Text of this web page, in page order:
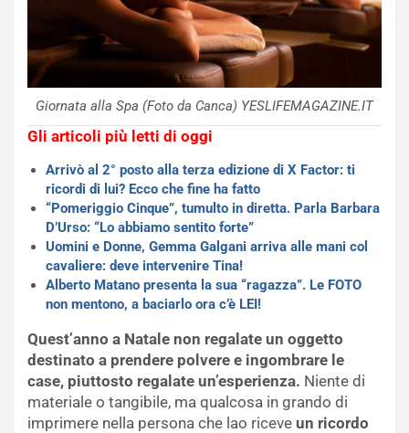
Giornata alla Spa (Foto da Canca) YESLIFEMAGAZINE.IT
Gli articoli più letti di oggi
Arrivò al 2° posto alla terza edizione di X Factor: ti
ricordi di lui? Ecco che fine ha fatto
“Pomeriggio Cinque”, tumulto in diretta. Parla Barbara
D’Urso: “Lo abbiamo sentito forte”
Uomini e Donne, Gemma Galgani arriva alle mani col
cavaliere: deve intervenire Tina!
Alberto Matano presenta la sua “ragazza”. Le FOTO
non mentono, a baciarlo ora c’è LEI!
Quest’anno a Natale non regalate un oggetto
destinato a prendere polvere e ingombrare le
case, piuttosto regalate un’esperienza. Niente di
materiale o tangibile, ma qualcosa in grando di
imprimere nella persona che lao riceve un ricordo